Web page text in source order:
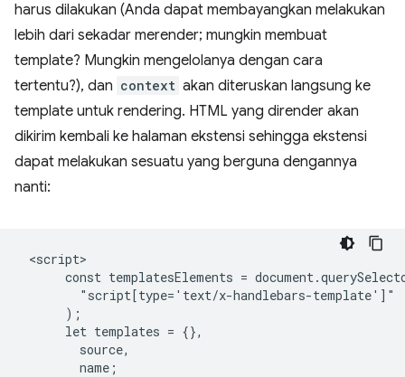
harus dilakukan (Anda dapat membayangkan melakukan
lebih dari sekadar merender; mungkin membuat
template? Mungkin mengelolanya dengan cara
tertentu?), dan context akan diteruskan langsung ke
template untuk rendering. HTML yang dirender akan
dikirim kembali ke halaman ekstensi sehingga ekstensi
dapat melakukan sesuatu yang berguna dengannya
nanti:
<script>
const templatesElements =
        "script[type='text/x-handlebars-template']"
      );
      let templates = {},
        source,
        name;